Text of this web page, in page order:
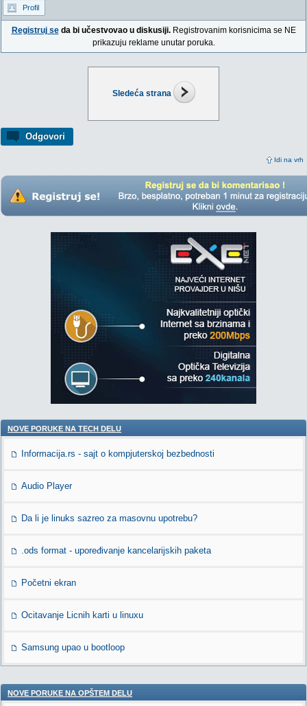
Sledeća strana
Odgovori
Idi na vrh
Profil
Registruj seda bi učestvovao u diskusiji.Registrovanim korisnicima se NE
prikazuju reklame unutar poruka.
NOVE PORUKE NA TECH DELU
Informacija.rs - sajt o kompjuterskoj bezbednosti
Audio Player
Da li je linuks sazreo za masovnu upotrebu?
.ods format - upoređivanje kancelarijskih paketa
Početni ekran
Ocitavanje Licnih karti u linuxu
Samsung upao u bootloop
NOVE PORUKE NA OPŠTEM DELU